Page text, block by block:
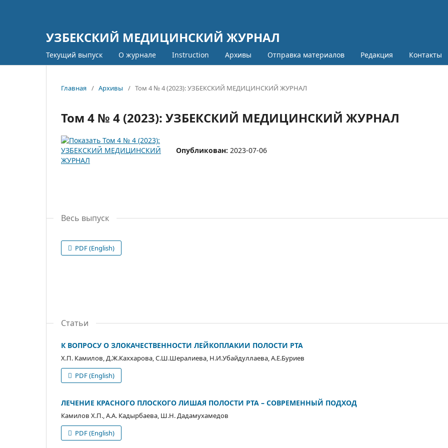
УЗБЕКСКИЙ МЕДИЦИНСКИЙ ЖУРНАЛ
Текущий выпуск О журнале Instruction Архивы Отправка материалов Редакция Контакты
Главная / Архивы / Том 4 № 4 (2023): УЗБЕКСКИЙ МЕДИЦИНСКИЙ ЖУРНАЛ
Том 4 № 4 (2023): УЗБЕКСКИЙ МЕДИЦИНСКИЙ ЖУРНАЛ
Опубликован: 2023-07-06
Весь выпуск
PDF (English)
Статьи
К ВОПРОСУ О ЗЛОКАЧЕСТВЕННОСТИ ЛЕЙКОПЛАКИИ ПОЛОСТИ РТА
Х.П. Камилов, Д.Ж.Каххарова, С.Ш.Шералиева, Н.И.Убайдуллаева, А.Е.Буриев
PDF (English)
ЛЕЧЕНИЕ КРАСНОГО ПЛОСКОГО ЛИШАЯ ПОЛОСТИ РТА – СОВРЕМЕННЫЙ ПОДХОД
Камилов Х.П., А.А. Кадырбаева, Ш.Н. Дадамухамедов
PDF (English)